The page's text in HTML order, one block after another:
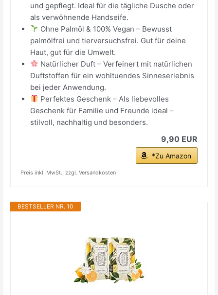
und gepflegt. Ideal für die tägliche Dusche oder
als verwöhnende Handseife.
Ohne Palmöl & 100% Vegan – Bewusst
palmölfrei und tierversuchsfrei. Gut für deine
Haut, gut für die Umwelt.
Natürlicher Duft – Verfeinert mit natürlichen
Duftstoffen für ein wohltuendes Sinneserlebnis
bei jeder Anwendung.
Perfektes Geschenk – Als liebevolles
Geschenk für Familie und Freunde ideal –
stilvoll, nachhaltig und besonders.
9,90 EUR
*Zu Amazon
Preis inkl. MwSt., zzgl. Versandkosten
BESTSELLER NR. 10